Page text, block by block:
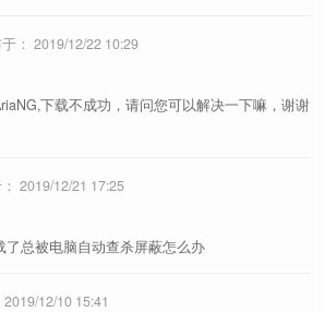
： 2019/12/22 10:29
下载不成功，请问您可以解决一下嘛，谢谢
2019/12/21 17:25
了总被电脑自动查杀屏蔽怎么办
2019/12/10 15:41